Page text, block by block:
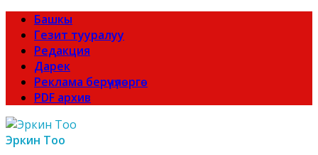
Башкы
Гезит тууралуу
Редакция
Дарек
Реклама берүүчүлөргө
PDF архив
Эркин Тоо